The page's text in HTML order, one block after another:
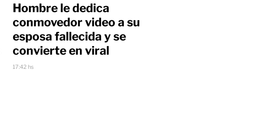
Hombre le dedica
conmovedor video a su
esposa fallecida y se
convierte en viral
17:42 hs